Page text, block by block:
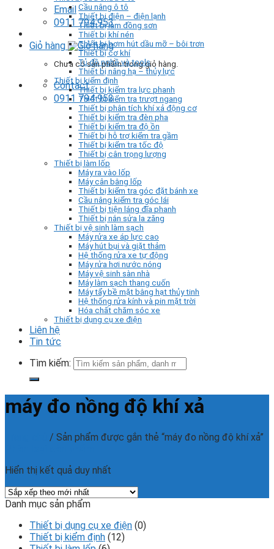
Email
0911 794 953
Giỏ hàng
Chưa có sản phẩm trong giỏ hàng.
Contact
0911 794 953
Cầu nâng ô tô
Thiết bị điện – điện lạnh
Thiết bị làm đồng sơn
Thiết bị khí nén
Thiết bị bơm hút dầu mỡ – bôi trơn
Thiết bị cơ khí
Tủ đồ nghề và tools
Thiết bị nâng hạ – thủy lực
Thiết bị kiểm định
Thiết bị kiểm tra lực phanh
Thiết bị kiểm tra trượt ngang
Thiết bị phân tích khí xả động cơ
Thiết bị kiểm tra đèn pha
Thiết bị kiểm tra độ ồn
Thiết bị hỗ trợ kiểm tra gầm
Thiết bị kiểm tra tốc độ
Thiết bị cân trọng lượng
Thiết bị làm lốp
Máy ra vào lốp
Máy cân bằng lốp
Thiết bị kiểm tra góc đặt bánh xe
Cầu nâng kiểm tra góc lái
Thiết bị tiện láng đĩa phanh
Thiết bị nắn sửa la zăng
Thiết bị vệ sinh làm sạch
Máy rửa xe áp lực cao
Máy hút bụi và giặt thảm
Hệ thống rửa xe tự động
Máy rửa hơi nước nóng
Máy vệ sinh sàn nhà
Máy làm sạch thang cuốn
Máy tẩy bề mặt bằng hạt thủy tinh
Hệ thống rửa kính và pin mặt trời
Hóa chất chăm sóc xe
Thiết bị dụng cụ xe điện
Liên hệ
Tin tức
Tìm kiếm:
máy đo nồng độ khí xả
/ Sản phẩm được gắn thẻ “máy đo nồng độ khí xả”
Hiển thị kết quả duy nhất
Danh mục sản phẩm
Thiết bị dụng cụ xe điện (0)
Thiết bị kiểm định (12)